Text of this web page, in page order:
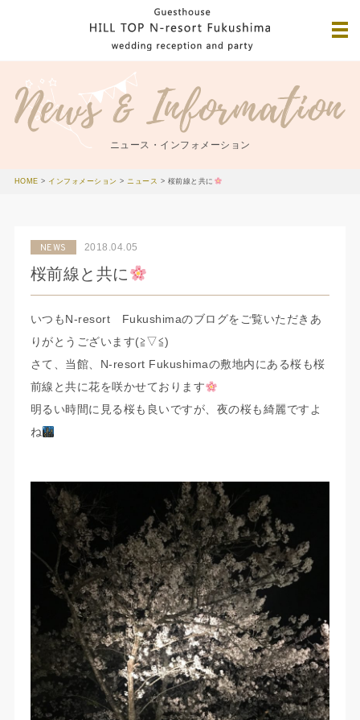
ニュース・インフォメーション
HOME > インフォメーション >ニュース > 桜前線と共に
NEWS 2018.04.05
桜前線と共に
いつもN-resort Fukushimaのブログをご覧いただきあ
りがとうございます(≧▽≦)
さて、当館、N-resort Fukushimaの敷地内にある桜も桜
前線と共に花を咲かせております
明るい時間に見る桜も良いですが、夜の桜も綺麗ですよ
ね